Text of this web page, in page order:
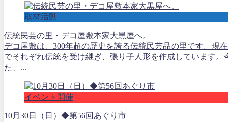
取材活動
伝統民芸の里・デコ屋敷本家大黒屋へ。
デコ屋敷は、300年超の歴史を誇る伝統民芸品の里です。現
でそれぞれ伝統を受け継ぎ、張り子人形を作成しています。
た、...
イベント開催
10月30日（日）◆第56回あぐり市